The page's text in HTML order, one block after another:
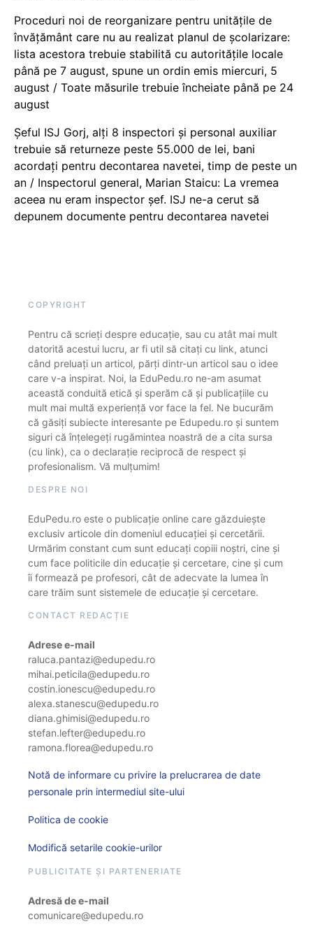
Proceduri noi de reorganizare pentru unitățile de
învățământ care nu au realizat planul de școlarizare:
lista acestora trebuie stabilită cu autoritățile locale
până pe 7 august, spune un ordin emis miercuri, 5
august / Toate măsurile trebuie încheiate până pe 24
august
Șeful ISJ Gorj, alți 8 inspectori și personal auxiliar
trebuie să returneze peste 55.000 de lei, bani
acordați pentru decontarea navetei, timp de peste un
an / Inspectorul general, Marian Staicu: La vremea
aceea nu eram inspector șef. ISJ ne-a cerut să
depunem documente pentru decontarea navetei
COPYRIGHT
Pentru că scrieți despre educație, sau cu atât mai mult
datorită acestui lucru, ar fi util să citați cu link, atunci
când preluați un articol, părți dintr-un articol sau o idee
care v-a inspirat. Noi, la EduPedu.ro ne-am asumat
această conduită etică și sperăm că și publicațiile cu
mult mai multă experiență vor face la fel. Ne bucurăm
că găsiți subiecte interesante pe Edupedu.ro și suntem
siguri că înțelegeți rugămintea noastră de a cita sursa
(cu link), ca o declarație reciprocă de respect și
profesionalism. Vă mulțumim!
DESPRE NOI
EduPedu.ro este o publicație online care găzduiește
exclusiv articole din domeniul educației și cercetării.
Urmărim constant cum sunt educați copiii noștri, cine și
cum face politicile din educație și cercetare, cine și cum
îi formează pe profesori, cât de adecvate la lumea în
care trăim sunt sistemele de educație și cercetare.
CONTACT REDACȚIE
Adrese e-mail
raluca.pantazi@edupedu.ro
mihai.peticila@edupedu.ro
costin.ionescu@edupedu.ro
alexa.stanescu@edupedu.ro
diana.ghimisi@edupedu.ro
stefan.lefter@edupedu.ro
ramona.florea@edupedu.ro
Notă de informare cu privire la prelucrarea de date
personale prin intermediul site-ului
Politica de cookie
Modifică setarile cookie-urilor
PUBLICITATE ȘI PARTENERIATE
Adresă de e-mail
comunicare@edupedu.ro